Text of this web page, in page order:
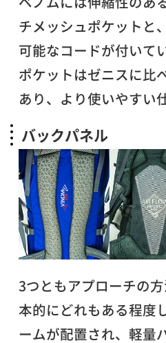
チメッシュポケットと
可能なコードが付いて
ポケットはゼニスに比
あり、より使いやすい
バックパネル
3つともアプローチの
本的にどれもある程度
ームが配置され、軽量